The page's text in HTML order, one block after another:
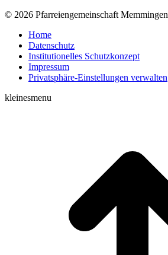
© 2026 Pfarreiengemeinschaft Memmingen
Home
Datenschutz
Institutionelles Schutzkonzept
Impressum
Privatsphäre-Einstellungen verwalten
kleinesmenu